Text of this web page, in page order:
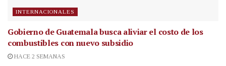
INTERNACIONALES
Gobierno de Guatemala busca aliviar el costo de los
combustibles con nuevo subsidio
HACE 2 SEMANAS